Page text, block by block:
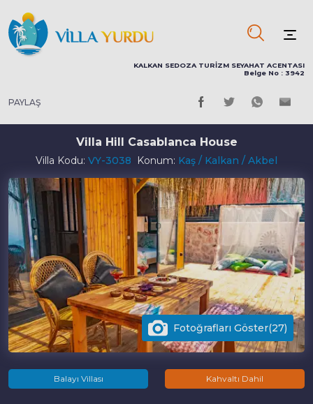
KALKAN SEDOZA TURİZM SEYAHAT ACENTASI
Belge No : 3942
PAYLAŞ
Balayı Villası Kahvaltı Dahil
Villa Hill Casablanca House
Villa Kodu: VY-3038 Konum: Kaş / Kalkan / Akbel
Fotoğrafları Göster(27)